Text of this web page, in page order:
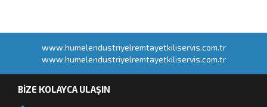
www.humelendustriyelremtayetkiliservis.com.tr
www.humelendustriyelremtayetkiliservis.com.tr
BİZE KOLAYCA ULAŞIN